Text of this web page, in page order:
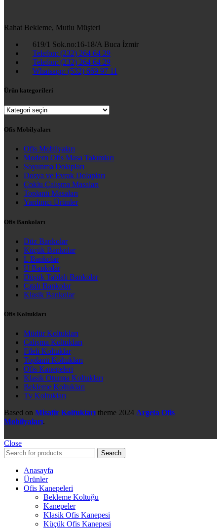
Rahat Bekleme, Mutlu Müşteri
619/1 Sok.no:16-18/A Buca İzmir
Telefon: (232) 264 64 29
Telefon: (232) 264 64 29
Whatsapp: (532) 669 97 11
Ürün kategorileri
Ofis Mobilyaları
Ofis Mobilyaları
Modern Ofis Masa Takımları
Soyunma Dolapları
Dosya ve Evrak Dolapları
Çoklu Çalışma Masaları
Toplantı Masaları
Yardımcı Ürünler
Ofis Bankoları
Düz Bankolar
Küçük Bankolar
L Bankolar
U Bankolar
Düşük Tablalı Bankolar
Çıtalı Bankolar
Klasik Bankolar
Ofis Koltukları
Müdür Koltukları
Çalışma Koltukları
Fileli Koltuklar
Toplantı Koltukları
Ofis Kanepeleri
Klasik Oturma Koltukları
Bekleme Koltukları
Tv Koltukları
Based on Misafir Koltukları theme 2024 Argeta Ofis
Mobilyaları.
Close
Search
Anasayfa
Ürünler
Ofis Kanepeleri
Bekleme Koltuğu
Kanepeler
Klasik Ofis Kanepesi
Küçük Ofis Kanepesi